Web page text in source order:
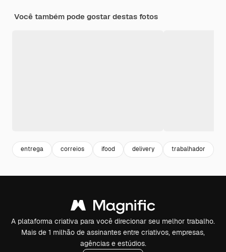
Você também pode gostar destas fotos
entrega correios ifood delivery trabalhador
A plataforma criativa para você direcionar seu melhor trabalho.
Mais de 1 milhão de assinantes entre criativos, empresas,
agências e estúdios.